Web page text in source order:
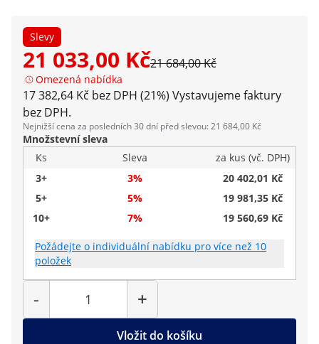
Slevy
21 033,00 Kč21 684,00 Kč
Omezená nabídka
17 382,64 Kč bez DPH (21%) Vystavujeme faktury
bez DPH.
Nejnižší cena za posledních 30 dní před slevou: 21 684,00 Kč
Množstevní sleva
Ks
Sleva
za kus (vč. DPH)
3+
3%
20 402,01 Kč
5+
5%
19 981,35 Kč
10+
7% 19 560,69 Kč
Požádejte o individuální nabídku pro více než 10
položek
-
Počet
+
Vložit do košíku